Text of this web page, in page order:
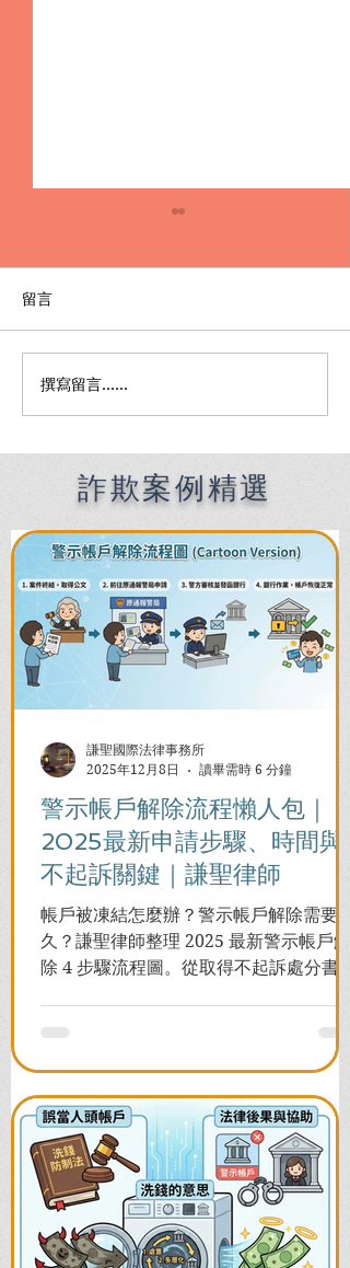
吸毒後駕車尿檢陽性怎麼
辦？高雄刑事律師曝爭取
留言
撰寫留言......
詐欺案例精選
警示帳戶解除流程懶人包｜
2025最新申請步驟、時間與
不起訴關鍵｜謙聖律師
帳戶被凍結怎麼辦？警示帳戶解除需要多
久？謙聖律師整理 2025 最新警示帳戶解
除 4 步驟流程圖。從取得不起訴處分書到
謙聖國際法律事務所
2025年12月8日
讀畢需時 6 分鐘